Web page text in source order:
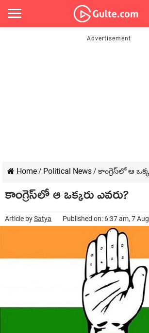
Home/ Political News/ కాంగ్రెస్‌లో ఆ
కాంగ్రెస్‌లో ఆ ఒక్క‌రు ఎవ‌రు?
Article bySatya Published on: 6:37 am, 7